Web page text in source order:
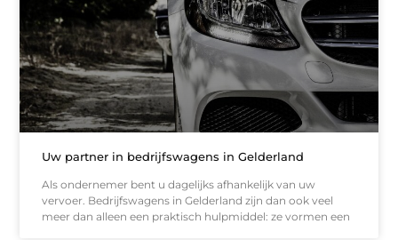
Uw partner in bedrijfswagens in Gelderland
Als ondernemer bent u dagelijks afhankelijk van uw
vervoer. Bedrijfswagens in Gelderland zijn dan ook veel
meer dan alleen een praktisch hulpmiddel: ze vormen een